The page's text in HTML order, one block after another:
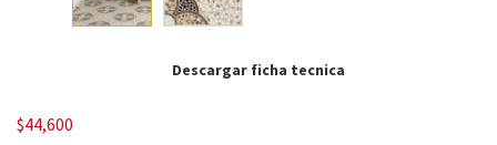
Descargar ficha tecnica
$44,600